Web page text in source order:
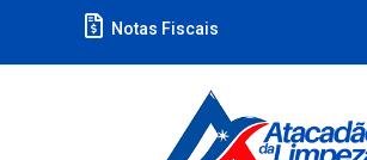
Notas Fiscais